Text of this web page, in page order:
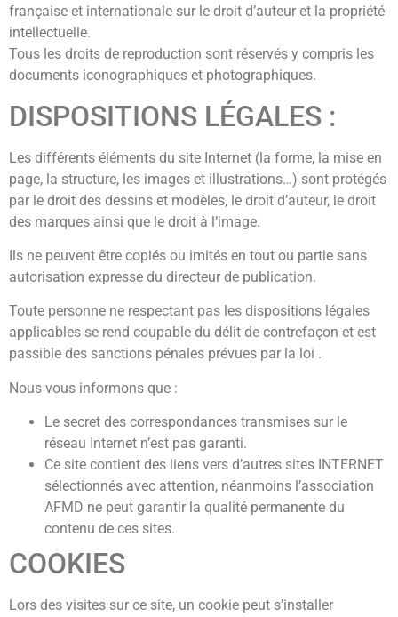
française et internationale sur le droit d’auteur et la propriété
intellectuelle.
Tous les droits de reproduction sont réservés y compris les
documents iconographiques et photographiques.
DISPOSITIONS LÉGALES :
Les différents éléments du site Internet (la forme, la mise en
page, la structure, les images et illustrations…) sont protégés
par le droit des dessins et modèles, le droit d’auteur, le droit
des marques ainsi que le droit à l’image.
Ils ne peuvent être copiés ou imités en tout ou partie sans
autorisation expresse du directeur de publication.
Toute personne ne respectant pas les dispositions légales
applicables se rend coupable du délit de contrefaçon et est
passible des sanctions pénales prévues par la loi .
Nous vous informons que :
Le secret des correspondances transmises sur le
réseau Internet n’est pas garanti.
Ce site contient des liens vers d’autres sites INTERNET
sélectionnés avec attention, néanmoins l’association
AFMD ne peut garantir la qualité permanente du
contenu de ces sites.
COOKIES
Lors des visites sur ce site, un cookie peut s’installer